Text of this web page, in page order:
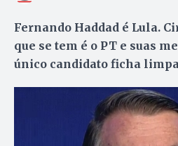
Fernando Haddad é Lula.
que se tem é o PT e suas
único candidato ficha